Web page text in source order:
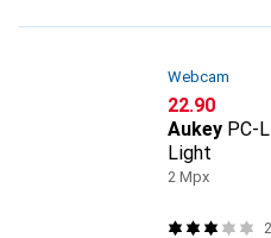
Webcam
CHF
22.90
Aukey PC-
Light
2 Mpx
2